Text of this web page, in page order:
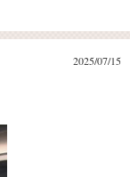
2025/07/15